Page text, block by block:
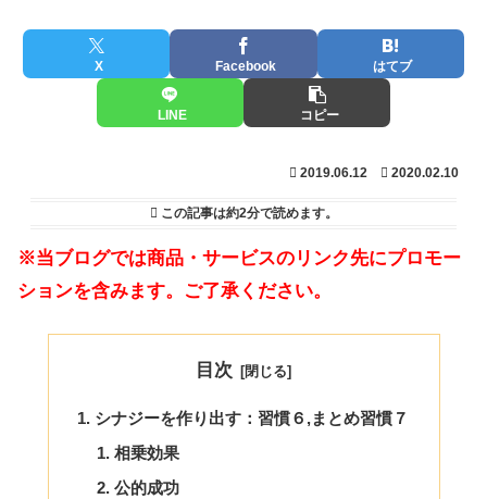
X Facebook はてブ
LINE コピー
2019.06.12 2020.02.10
この記事は約2分で読めます。
※当ブログでは商品・サービスのリンク先にプロモー
ションを含みます。ご了承ください。
目次
シナジーを作り出す：習慣６,まとめ習慣７
相乗効果
公的成功